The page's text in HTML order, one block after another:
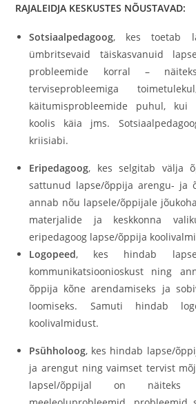
RAJALEIDJA KESKUSTES NÕUSTAVAD:
Sotsiaalpedagoog, kes toetab
ümbritsevaid täiskasvanuid
probleemide korral –
terviseprobleemiga
käitumisprobleemide puhul,
koolis käia jms.
kriisiabi.
Eripedagoog, kes selgitab välja
sattunud lapse/õppija arengu- ja
annab nõu lapsele/õppijale
materjalide ja keskkonna
eripedagoog lapse/õppija
Logopeed, kes hindab
kommunikatsioonioskust ning
õppija kõne arendamiseks ja
loomiseks. Samuti hindab
koolivalmidust.
Psühholoog, kes hindab lapse/
ja arengut ning vaimset tervist
lapsel/õppijal on näiteks